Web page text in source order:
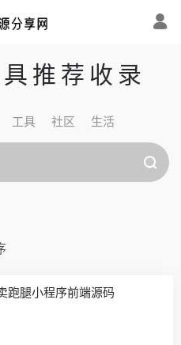
推荐收录
工具 社区 生活
跑腿小程序前端源码